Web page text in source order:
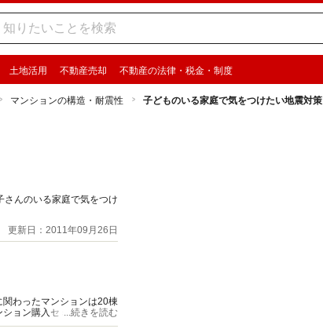
土地活用 不動産売却 不動産の法律・税金・制度
マンションの構造・耐震性 子どものいる家庭で気をつけたい地震対策
んのいる家庭で気をつけ
更新日：2011年09月26日
わったマンションは20棟
ョン購入セミナー講師、
...続きを読む